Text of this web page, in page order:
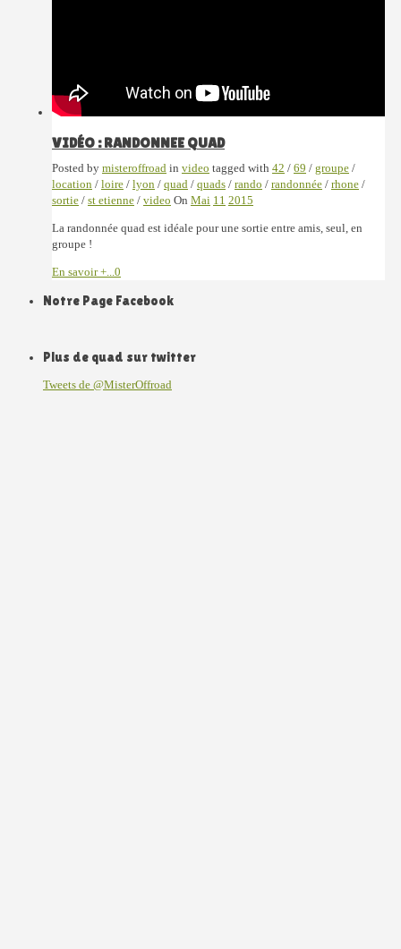
VIDÉO : RANDONNEE QUAD
Posted by misteroffroad in video tagged with 42 / 69 / groupe /
location / loire / lyon / quad / quads / rando / randonnée / rhone /
sortie / st etienne / video On Mai 11 2015
La randonnée quad est idéale pour une sortie entre amis, seul, en
groupe !
En savoir +...0
Notre Page Facebook
Plus de quad sur twitter
Tweets de @MisterOffroad